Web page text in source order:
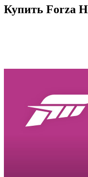
Купить Forza